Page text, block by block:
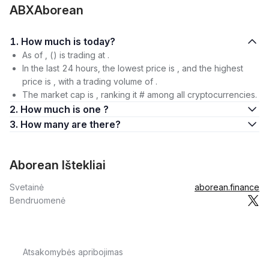
ABXAborean
1. How much is today?
As of , () is trading at .
In the last 24 hours, the lowest price is , and the highest
price is , with a trading volume of .
The market cap is , ranking it # among all cryptocurrencies.
2. How much is one ?
3. How many are there?
Aborean Ištekliai
Svetainė
aborean.finance
Bendruomenė
Atsakomybės apribojimas